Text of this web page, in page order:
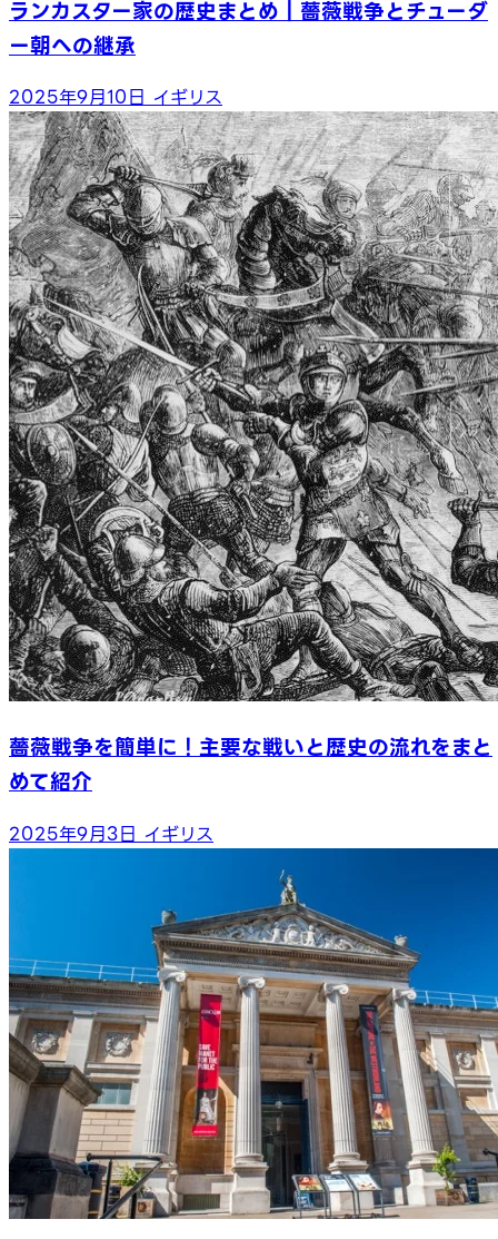
ランカスター家の歴史まとめ｜薔薇戦争とチューダ
ー朝への継承
2025年9月10日 イギリス
薔薇戦争を簡単に！主要な戦いと歴史の流れをまと
めて紹介
2025年9月3日 イギリス